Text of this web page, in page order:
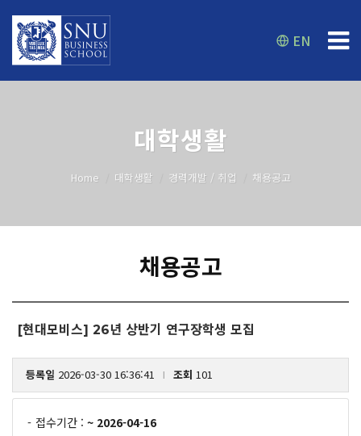
EN
대학생활
Home 대학생활 경력개발 / 취업 채용공고
채용공고
[현대모비스] 26년 상반기 연구장학생 모집
등록일 2026-03-30 16:36:41 조회 101
- 접수기간 : ~ 2026-04-16